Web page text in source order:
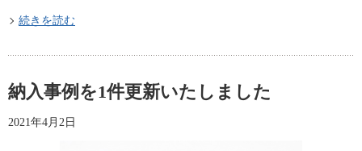
続きを読む
納入事例を1件更新いたしました
2021年4月2日